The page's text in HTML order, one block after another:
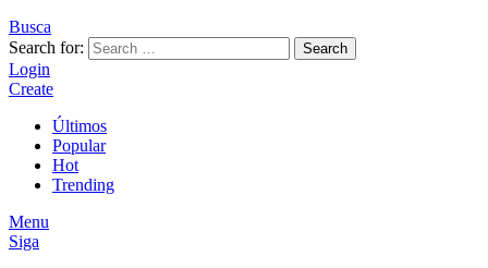
Busca
Search for:
Search
Login
Create
Últimos
Popular
Hot
Trending
Menu
Siga